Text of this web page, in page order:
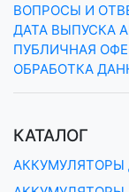
ВОПРОСЫ И
ДАТА ВЫПУСКА
ПУБЛИЧНАЯ
ОБРАБОТКА
КАТАЛОГ
АККУМУЛЯТОРЫ